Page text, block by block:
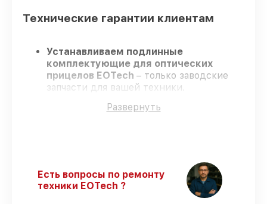
Технические гарантии клиентам
Устанавливаем подлинные
комплектующие для оптических
прицелов EOTech – только заводские
запчасти для вашей техники.
регулярное обучение, что подтверждает
оговоренные сроки.
Поддержка после ремонта – на все
виды работ и комплектующие для
Развернуть
Есть вопросы по ремонту
техники EOTech ?